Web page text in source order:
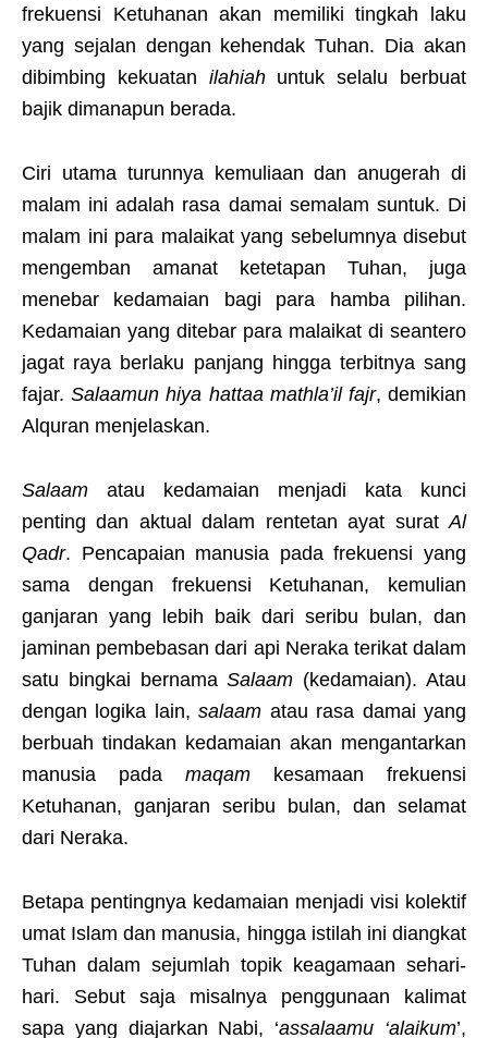
frekuensi Ketuhanan akan memiliki tingkah laku
yang sejalan dengan kehendak Tuhan. Dia akan
dibimbing kekuatan ilahiahuntuk selalu berbuat
bajik dimanapun berada.
Ciri utama turunnya kemuliaan dan anugerah di
malam ini adalah rasa damai semalam suntuk. Di
malam ini para malaikat yang sebelumnya disebut
mengemban amanat ketetapan Tuhan, juga
menebar kedamaian bagi para hamba pilihan.
Kedamaian yang ditebar para malaikat di seantero
jagat raya berlaku panjang hingga terbitnya sang
fajar.Salaamun hiya hattaa mathla’il fajr, demikian
Alquran menjelaskan.
Salaam atau kedamaian menjadi kata kunci
penting dan aktual dalam rentetan ayat surat Al
Qadr. Pencapaian manusia pada frekuensi yang
sama dengan frekuensi Ketuhanan, kemulian
ganjaran yang lebih baik dari seribu bulan, dan
jaminan pembebasan dari api Neraka terikat dalam
satu bingkai bernamaSalaam (kedamaian). Atau
dengan logika lain,salaam atau rasa damai yang
berbuah tindakan kedamaian akan mengantarkan
manusia pada maqam kesamaan frekuensi
Ketuhanan, ganjaran seribu bulan, dan selamat
dari Neraka.
Betapa pentingnya kedamaian menjadi visi kolektif
umat Islam dan manusia, hingga istilah ini diangkat
Tuhan dalam sejumlah topik keagamaan sehari-
hari. Sebut saja misalnya penggunaan kalimat
sapa yang diajarkan Nabi, ‘assalaamu ‘alaikum’,